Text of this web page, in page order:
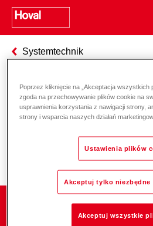
Systemtechnik
Odpowiedzialność
Poprzez kliknięcie na „Akceptacja wszystkich
zgoda na przechowywanie plików cookie na
usprawnienia korzystania z nawigacji strony,
strony i wsparcia naszych działań
Ustawienia plików
Akceptuj tylko niezbędne
Akceptuj wszystkie